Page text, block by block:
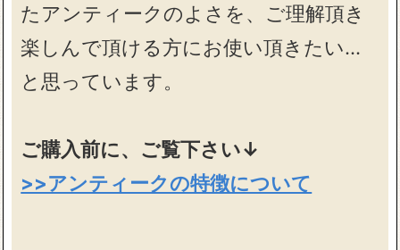
たアンティークのよさを、ご理解頂き
楽しんで頂ける方にお使い頂きたい…
と思っています。
ご購入前に、ご覧下さい↓
>>アンティークの特徴について